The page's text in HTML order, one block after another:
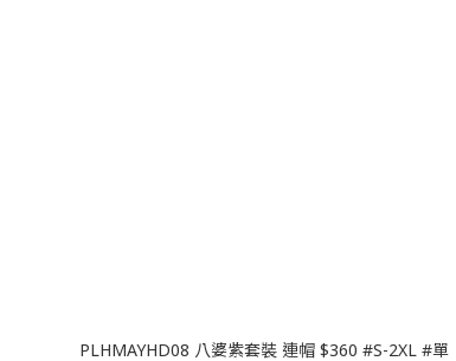
PLHMAYHD08 八婆紫套裝 連帽 $360 #S-2XL #單